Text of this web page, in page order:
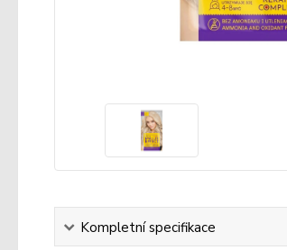
Kompletní specifikace